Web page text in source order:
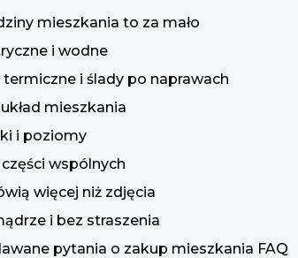
mieszkania to za mało
i wodne
i ślady po naprawach
mieszkania
i poziomy
wspólnych
więcej niż zdjęcia
i bez straszenia
pytania o zakup mieszkania FAQ